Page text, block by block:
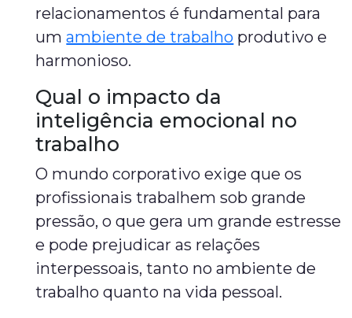
relacionamentos é fundamental para
umambiente de trabalho produtivo e
harmonioso.
Qual o impacto da
inteligência emocional no
trabalho
O mundo corporativo exige que os
profissionais trabalhem sob grande
pressão, o que gera um grande estresse
e pode prejudicar as relações
interpessoais, tanto no ambiente de
trabalho quanto na vida pessoal.